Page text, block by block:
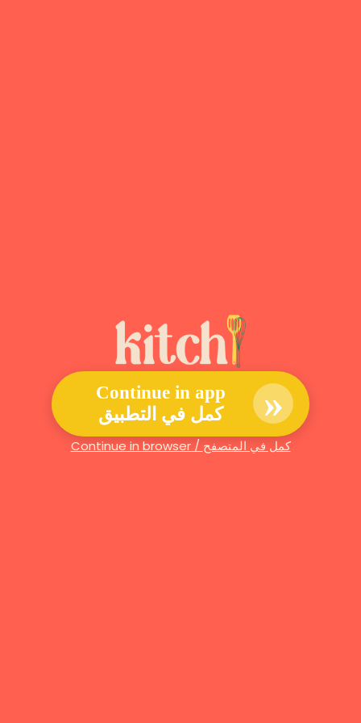
Continue in app
كمل في التطبيق
»
Continue in browser / كمل في المتصفح